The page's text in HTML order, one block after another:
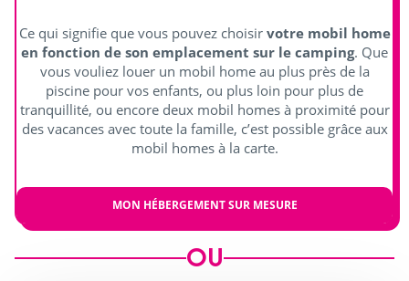
Ping-pong
Terrain de tennis (€)
S'amuser en intérieur
Ce qui signifie que vous pouvez choisir votre mobil home
en fonction de son emplacement sur le camping. Que
vous vouliez louer un mobil home au plus près de la
piscine pour vos enfants, ou plus loin pour plus de
tranquillité, ou encore deux mobil homes à proximité pour
des vacances avec toute la famille, c’est possible grâce aux
mobil homes à la carte.
MON HÉBERGEMENT SUR MESURE
OU